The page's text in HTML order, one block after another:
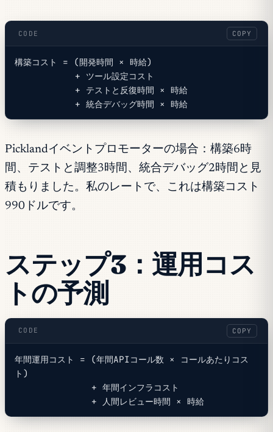
CODE COPY
構築コスト = (開発時間 × 時給)
           + ツール設定コスト
           + テストと反復時間 × 時給
           + 統合デバッグ時間 × 時給
Picklandイベントプロモーターの場合：構築6時
間、テストと調整3時間、統合デバッグ2時間と見
積もりました。私のレートで、これは構築コスト
990ドルです。
ステップ3：運用コス
トの予測
CODE COPY
年間運用コスト = (年間APIコール数 × コールあたりコス
ト)
              + 年間インフラコスト
              + 人間レビュー時間 × 時給